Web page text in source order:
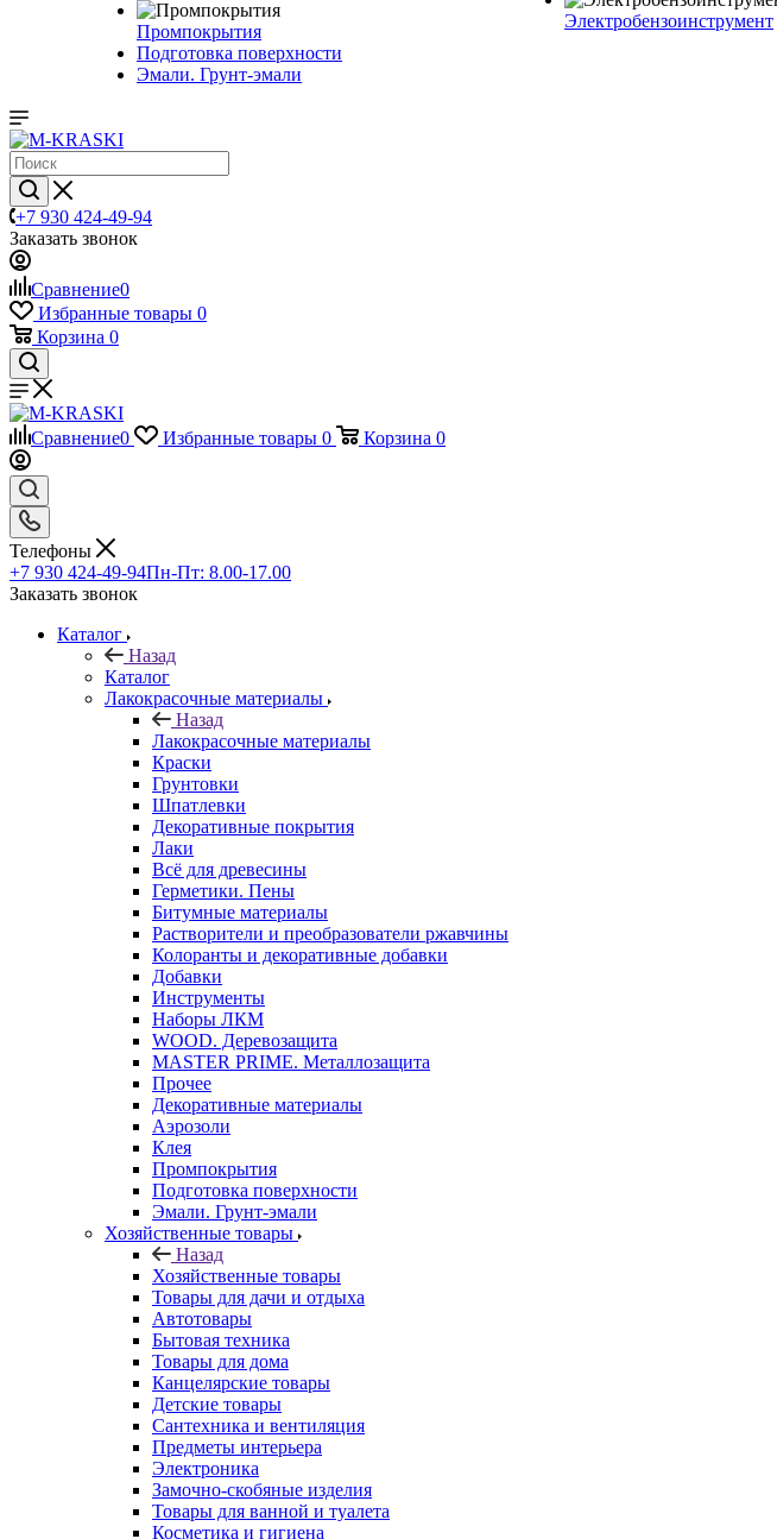
Промпокрытия
Подготовка поверхности
Эмали. Грунт-эмали
Электробензоинструмент
+7 930 424-49-94
Заказать звонок
Сравнение0
Избранные товары 0
Корзина 0
Сравнение0 Избранные товары 0 Корзина 0
Телефоны
+7 930 424-49-94Пн-Пт: 8.00-17.00
Заказать звонок
Каталог
Назад
Каталог
Лакокрасочные материалы
Назад
Лакокрасочные материалы
Краски
Грунтовки
Шпатлевки
Декоративные покрытия
Лаки
Всё для древесины
Герметики. Пены
Битумные материалы
Растворители и преобразователи ржавчины
Колоранты и декоративные добавки
Добавки
Инструменты
Наборы ЛКМ
WOOD. Деревозащита
MASTER PRIME. Металлозащита
Прочее
Декоративные материалы
Аэрозоли
Клея
Промпокрытия
Подготовка поверхности
Эмали. Грунт-эмали
Хозяйственные товары
Назад
Хозяйственные товары
Товары для дачи и отдыха
Автотовары
Бытовая техника
Товары для дома
Канцелярские товары
Детские товары
Сантехника и вентиляция
Предметы интерьера
Электроника
Замочно-скобяные изделия
Товары для ванной и туалета
Косметика и гигиена